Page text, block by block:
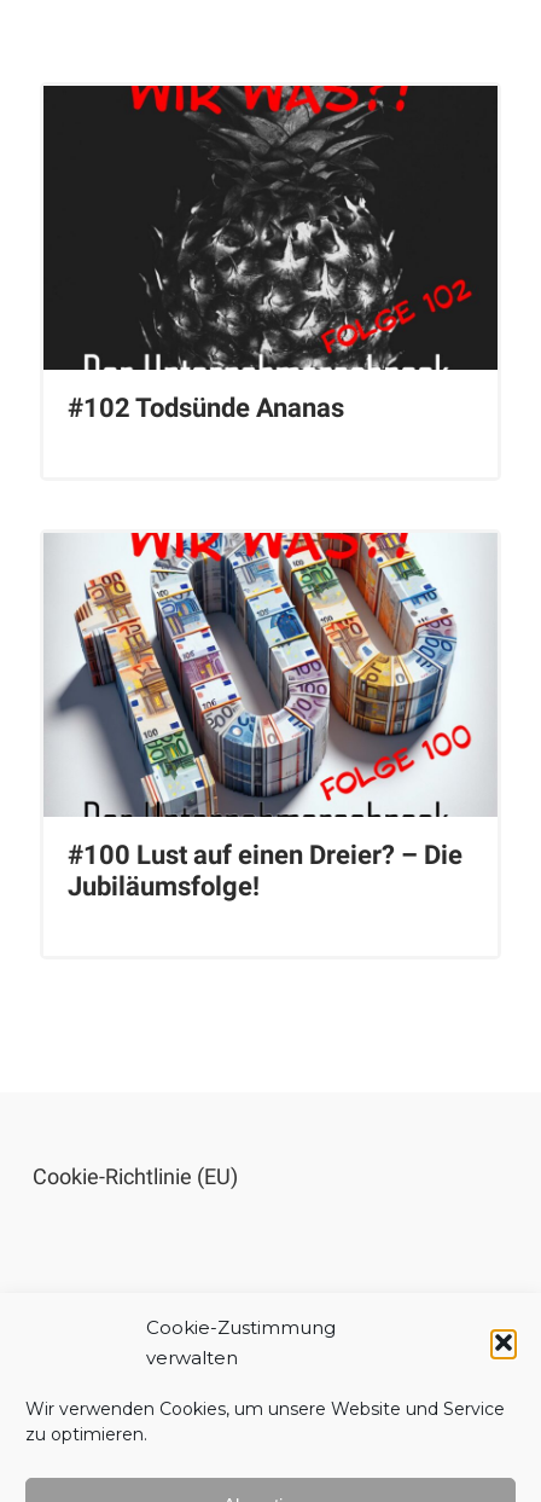
Cookie-Zustimmung
verwalten
Wir verwenden Cookies, um unsere Website und Service
zu optimieren.
#102 Todsünde Ananas
#100 Lust auf einen Dreier? – Die
Jubiläumsfolge!
Cookie-Richtlinie (EU)